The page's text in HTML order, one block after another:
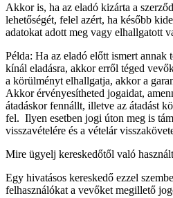
Akkor is, ha az eladó kizárta a
lehetőségét, felel azért, ha később
adatokat adott meg vagy elhallgatott
Példa: Ha az eladó előtt ismert annak
kínál eladásra, akkor erről téged
a körülményt elhallgatja, akkor a
Akkor érvényesítheted jogaidat,
átadáskor fennállt, illetve az átadást
fel. Ilyen esetben jogi úton meg is
visszavételére és a vételár
Mire ügyelj kereskedőtől való
Egy hivatásos kereskedő ezzel
felhasználókat a vevőket megillető